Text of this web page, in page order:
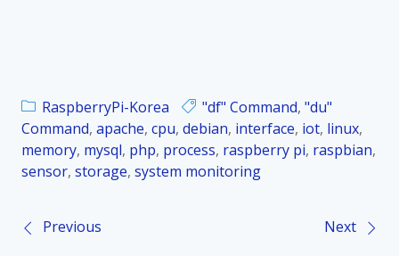
RaspberryPi-Korea "df" Command, "du"
Command, apache, cpu, debian, interface, iot, linux,
memory, mysql, php, process, raspberry pi, raspbian,
sensor, storage, system monitoring
P
Previous Next